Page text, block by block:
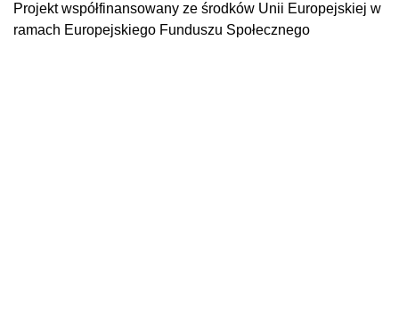
Projekt współfinansowany ze środków Unii Europejskiej w
ramach Europejskiego Funduszu Społecznego